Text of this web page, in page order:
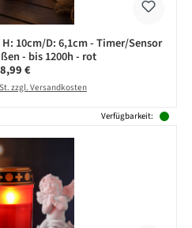
10cm/D: 6,1cm - Timer/Sensor
- bis 1200h - rot
Regulärer Preis:
8,99 €
zzgl. Versandkosten
Verfügbarkeit: